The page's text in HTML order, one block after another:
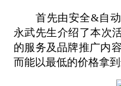
首先由安全&自
永武先生介绍了本次
的服务及品牌推广内
而能以最低的价格拿到